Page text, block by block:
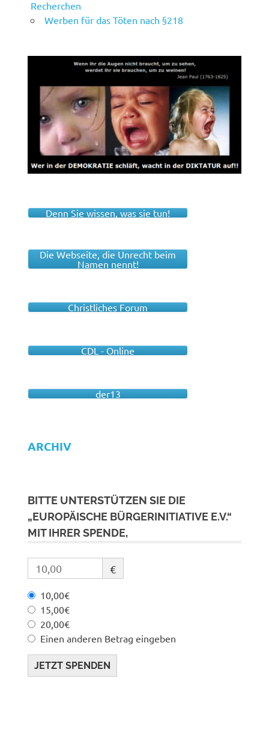
Recherchen
Werben für das Töten nach §218
Denn Sie wissen, was sie tun!
Die Webseite, die Unrecht beim
Namen nennt!
Christliches Forum
CDL - Online
der13
ARCHIV
BITTE UNTERSTÜTZEN SIE DIE
„EUROPÄISCHE BÜRGERINITIATIVE E.V.“
MIT IHRER SPENDE,
€
10,00€
15,00€
20,00€
Einen anderen Betrag eingeben
JETZT SPENDEN